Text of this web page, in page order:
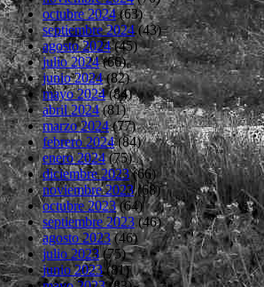
octubre 2024(63)
septiembre 2024(43)
agosto 2024(45)
julio 2024(66)
junio 2024(82)
mayo 2024(84)
abril 2024(81)
marzo 2024(77)
febrero 2024(84)
enero 2024(75)
diciembre 2023(66)
noviembre 2023(68)
octubre 2023(64)
septiembre 2023(46)
agosto 2023(46)
julio 2023(75)
junio 2023(81)